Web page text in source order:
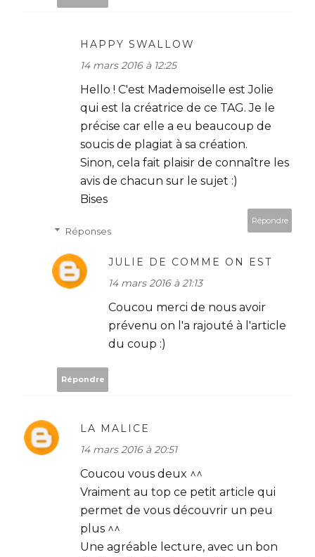
HAPPY SWALLOW
14 mars 2016 à 12:25
Hello ! C'est Mademoiselle est Jolie
qui est la créatrice de ce TAG. Je le
précise car elle a eu beaucoup de
soucis de plagiat à sa création.
Sinon, cela fait plaisir de connaître les
avis de chacun sur le sujet :)
Bises
Répondre
Réponses
JULIE DE COMME ON EST
14 mars 2016 à 21:13
Coucou merci de nous avoir
prévenu on l'a rajouté à l'article
du coup :)
Répondre
LA MALICE
14 mars 2016 à 20:51
Coucou vous deux ^^
Vraiment au top ce petit article qui
permet de vous découvrir un peu
plus ^^
Une agréable lecture, avec un bon